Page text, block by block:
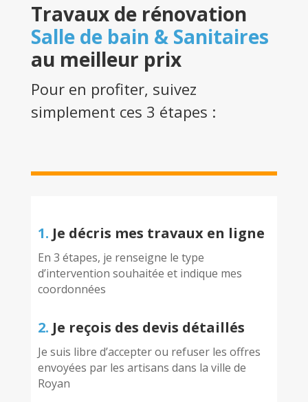
Travaux de rénovation
Salle de bain & Sanitaires
au meilleur prix
Pour en profiter, suivez
simplement ces 3 étapes :
1. Je décris mes travaux en ligne
En 3 étapes, je renseigne le type
d’intervention souhaitée et indique mes
coordonnées
2. Je reçois des devis détaillés
Je suis libre d’accepter ou refuser les offres
envoyées par les artisans dans la ville de
Royan